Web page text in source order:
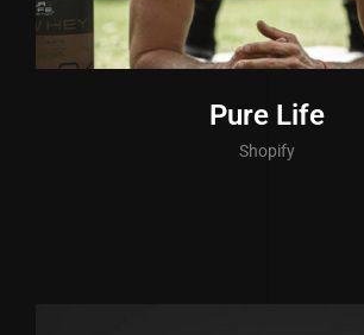
Pure Life
Shopify